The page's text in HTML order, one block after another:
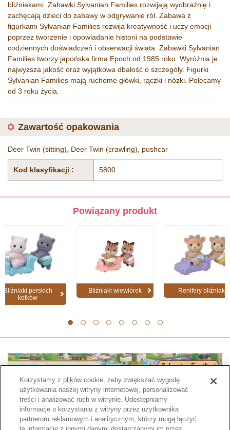
bliźniakami. Zabawki Sylvanian Families rozwijają wyobraźnię i
zachęcają dzieci do zabawy w odgrywanie ról. Zabawa z
figurkami Sylvanian Families rozwija kreatywność i uczy emocji
poprzez tworzenie i opowiadanie historii na podstawie
codziennych doświadczeń i obserwacji świata. Zabawki Sylvanian
Families tworzy japońska firma Epoch od 1985 roku. Wyróżnia je
najwyższa jakość oraz wyjątkowa dbałość o szczegóły. Figurki
Sylvanian Families mają ruchome główki, rączki i nóżki. Polecamy
od 3 roku życia.
Zawartość opakowania
Deer Twin (sitting), Deer Twin (crawling), pushcar
Kod klasyfikacji : 5800
Powiązany produkt
Bliźniaki perskich
kotków
Bliźniaki wiewiórek Renifery bliźniaki
Korzystamy z plików cookie, żeby zwiększać wygodę
użytkowania naszej witryny internetowej, personalizować
treści i analizować ruch w witrynie. Udostępniamy
informacje o korzystaniu z witryny przez użytkownika
partnerom reklamowym i analitycznym, którzy mogą łączyć